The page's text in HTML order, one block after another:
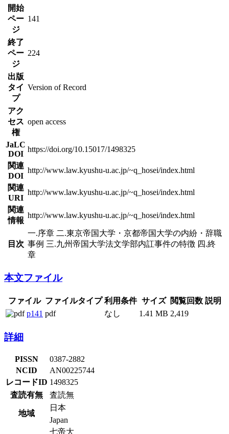
開始
ペー
ジ
141
終了
ペー
ジ
224
出版
タイ
プ
Version of Record
アク
セス
権
open access
JaLC
DOI
https://doi.org/10.15017/1498325
関連
DOI
http://www.law.kyushu-u.ac.jp/~q_hosei/index.html
関連
URI
http://www.law.kyushu-u.ac.jp/~q_hosei/index.html
関連
情報
http://www.law.kyushu-u.ac.jp/~q_hosei/index.html
目次
一.序章 二.東京帝国大学・京都帝国大学の内紛・辞職
事例 三.九州帝国大学法文学部内訌事件の特徴 四.終
章
本文ファイル
ファイル ファイルタイプ 利用条件 サイズ 閲覧回数 説明
p141
pdf なし 1.41 MB 2,419
詳細
PISSN
0387-2882
NCID
AN00225744
レコードID 1498325
査読有無
査読無
地域
日本
Japan
七帝大